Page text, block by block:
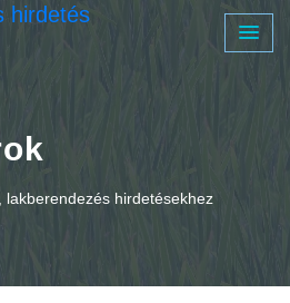
lakberendezés hirdetésekhez